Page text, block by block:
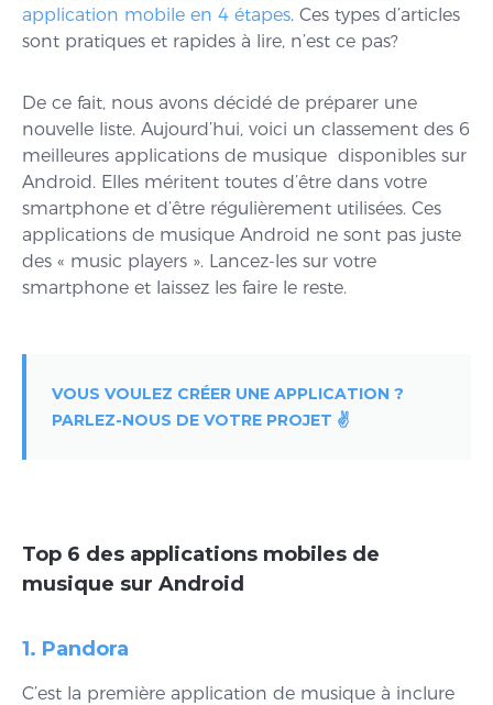
application mobile en 4 étapes. Ces types d’articles
sont pratiques et rapides à lire, n’est ce pas?
De ce fait, nous avons décidé de préparer une
nouvelle liste. Aujourd’hui, voici un classement des 6
meilleures applications de musique disponibles sur
Android. Elles méritent toutes d’être dans votre
smartphone et d’être régulièrement utilisées. Ces
applications de musique Android ne sont pas juste
des « music players ». Lancez-les sur votre
smartphone et laissez les faire le reste.
VOUS VOULEZ CRÉER UNE APPLICATION ?
PARLEZ-NOUS DE VOTRE PROJET ✌️
Top 6 des applications mobiles de
musique sur Android
1. Pandora
C’est la première application de musique à inclure